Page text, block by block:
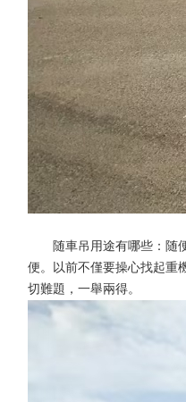
随車吊用途有哪些：随
便。以前不僅要操心找起重
切難題，一舉兩得。